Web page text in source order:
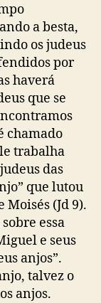
a besta,
os judeus
por
haverá
que se
chamado
trabalha
das
que lutou
Moisés (Jd 9).
essa
e seus
anjos”.
talvez o
anjos.